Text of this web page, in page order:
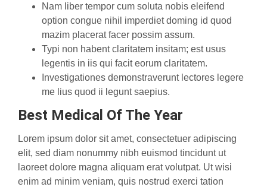
Nam liber tempor cum soluta nobis eleifend
option congue nihil imperdiet doming id quod
mazim placerat facer possim assum.
Typi non habent claritatem insitam; est usus
legentis in iis qui facit eorum claritatem.
Investigationes demonstraverunt lectores legere
me lius quod ii legunt saepius.
Best Medical Of The Year
Lorem ipsum dolor sit amet, consectetuer adipiscing
elit, sed diam nonummy nibh euismod tincidunt ut
laoreet dolore magna aliquam erat volutpat. Ut wisi
enim ad minim veniam, quis nostrud exerci tation